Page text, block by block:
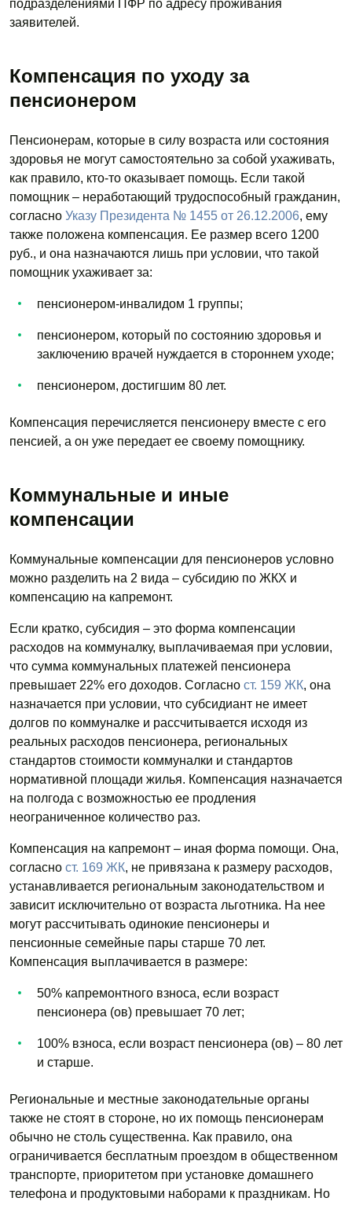
подразделениями ПФР по адресу проживания
заявителей.
Компенсация по уходу за
пенсионером
Пенсионерам, которые в силу возраста или состояния
здоровья не могут самостоятельно за собой ухаживать,
как правило, кто-то оказывает помощь. Если такой
помощник – неработающий трудоспособный гражданин,
согласно Указу Президента № 1455 от 26.12.2006, ему
также положена компенсация. Ее размер всего 1200
руб., и она назначаются лишь при условии, что такой
помощник ухаживает за:
пенсионером-инвалидом 1 группы;
пенсионером, который по состоянию здоровья и
заключению врачей нуждается в стороннем уходе;
пенсионером, достигшим 80 лет.
Компенсация перечисляется пенсионеру вместе с его
пенсией, а он уже передает ее своему помощнику.
Коммунальные и иные
компенсации
Коммунальные компенсации для пенсионеров условно
можно разделить на 2 вида – субсидию по ЖКХ и
компенсацию на капремонт.
Если кратко, субсидия – это форма компенсации
расходов на коммуналку, выплачиваемая при условии,
что сумма коммунальных платежей пенсионера
превышает 22% его доходов. Согласно ст. 159 ЖК, она
назначается при условии, что субсидиант не имеет
долгов по коммуналке и рассчитывается исходя из
реальных расходов пенсионера, региональных
стандартов стоимости коммуналки и стандартов
нормативной площади жилья. Компенсация назначается
на полгода с возможностью ее продления
неограниченное количество раз.
Компенсация на капремонт – иная форма помощи. Она,
согласно ст. 169 ЖК, не привязана к размеру расходов,
устанавливается региональным законодательством и
зависит исключительно от возраста льготника. На нее
могут рассчитывать одинокие пенсионеры и
пенсионные семейные пары старше 70 лет.
Компенсация выплачивается в размере:
50% капремонтного взноса, если возраст
пенсионера (ов) превышает 70 лет;
100% взноса, если возраст пенсионера (ов) – 80 лет
и старше.
Региональные и местные законодательные органы
также не стоят в стороне, но их помощь пенсионерам
обычно не столь существенна. Как правило, она
ограничивается бесплатным проездом в общественном
транспорте, приоритетом при установке домашнего
телефона и продуктовыми наборами к праздникам. Но